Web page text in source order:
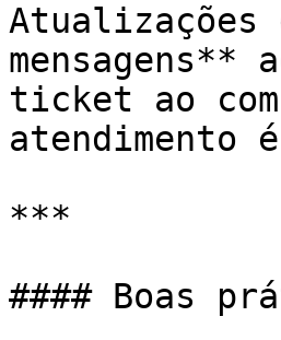
Atualizações
mensagens**
ticket ao
atendimento
***
#### Boas